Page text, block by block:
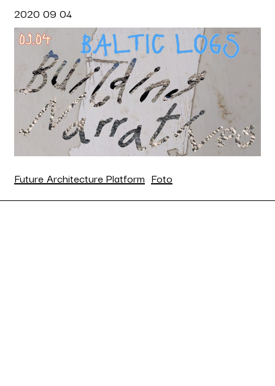
2020 09 04
Future Architecture Platform Foto